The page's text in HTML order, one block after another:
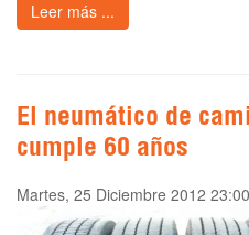
Leer más ...
El neumático de
cumple 60 años
Martes, 25 Diciembre 2012 23:00